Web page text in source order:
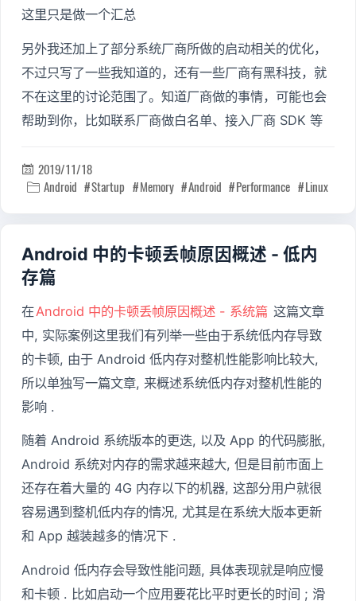
这里只是做一个汇总
另外我还加上了部分系统厂商所做的启动相关的优化，
不过只写了一些我知道的，还有一些厂商有黑科技，就
不在这里的讨论范围了。知道厂商做的事情，可能也会
帮助到你，比如联系厂商做白名单、接入厂商 SDK 等
 2019/11/18
 Android Startup Memory Android Performance Linux
Android 中的卡顿丢帧原因概述 - 低内
存篇
在Android 中的卡顿丢帧原因概述 - 系统篇 这篇文章
中, 实际案例这里我们有列举一些由于系统低内存导致
的卡顿, 由于 Android 低内存对整机性能影响比较大,
所以单独写一篇文章, 来概述系统低内存对整机性能的
影响 .
随着 Android 系统版本的更迭, 以及 App 的代码膨胀,
Android 系统对内存的需求越来越大, 但是目前市面上
还存在着大量的 4G 内存以下的机器, 这部分用户就很
容易遇到整机低内存的情况, 尤其是在系统大版本更新
和 App 越装越多的情况下 .
Android 低内存会导致性能问题, 具体表现就是响应慢
和卡顿 . 比如启动一个应用要花比平时更长的时间 ; 滑